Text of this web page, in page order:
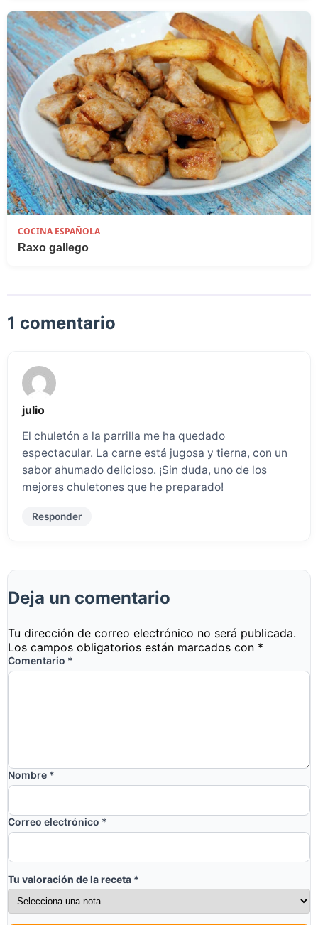
COCINA ESPAÑOLA
Raxo gallego
1 comentario
julio
El chuletón a la parrilla me ha quedado
espectacular. La carne está jugosa y tierna, con un
sabor ahumado delicioso. ¡Sin duda, uno de los
mejores chuletones que he preparado!
Responder
Deja un comentario
Tu dirección de correo electrónico no será publicada.
Los campos obligatorios están marcados con *
Comentario *
Nombre *
Correo electrónico *
Tu valoración de la receta *